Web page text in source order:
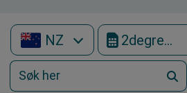
NZ 2degrees Mobile